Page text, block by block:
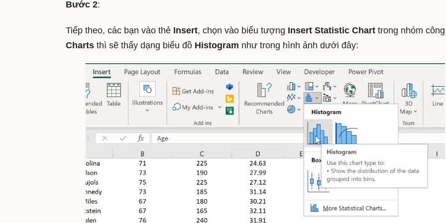
Bước 2:
Tiếp theo, các bạn vào thẻ Insert, chọn vào biểu tượng Insert Statistic Chart trong nhóm
Charts thì sẽ thấy dạng biểu đồ Histogram như trong hình ảnh dưới đây: